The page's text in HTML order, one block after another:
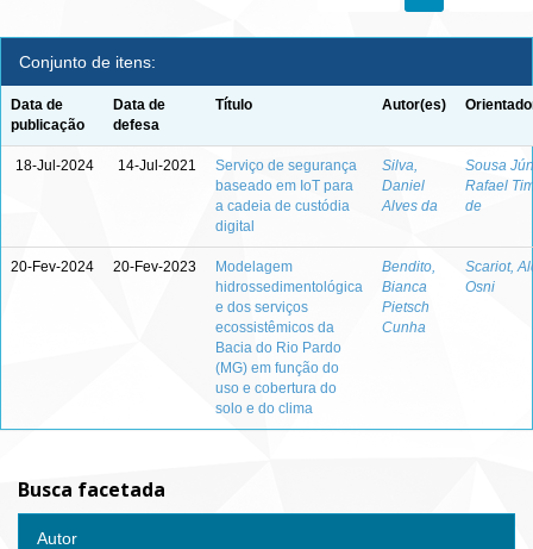
Conjunto de itens:
Data de
publicação
Data de
defesa
Título Autor(es)
18-Jul-2024 14-Jul-2021
Serviço de segurança
baseado em IoT para
a cadeia de custódia
digital
Silva,
Daniel
Alves da
Sousa
Rafael
de
20-Fev-2024 20-Fev-2023
Modelagem
hidrossedimentológica
e dos serviços
ecossistêmicos da
Bacia do Rio Pardo
(MG) em função do
uso e cobertura do
solo e do clima
Bendito,
Bianca
Pietsch
Cunha
Scariot,
Osni
Busca facetada
Autor